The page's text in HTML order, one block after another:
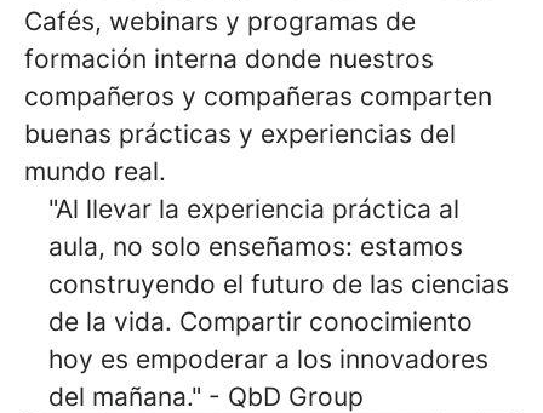
Cafés, webinars y programas de
formación interna donde nuestros
compañeros y compañeras comparten
buenas prácticas y experiencias del
mundo real.
"Al llevar la experiencia práctica al
aula, no solo enseñamos: estamos
construyendo el futuro de las ciencias
de la vida. Compartir conocimiento
hoy es empoderar a los innovadores
del mañana." - QbD Group